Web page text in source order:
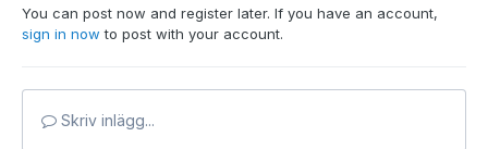
You can post now and register later. If you have an account,
sign in now to post with your account.
Skriv inlägg...